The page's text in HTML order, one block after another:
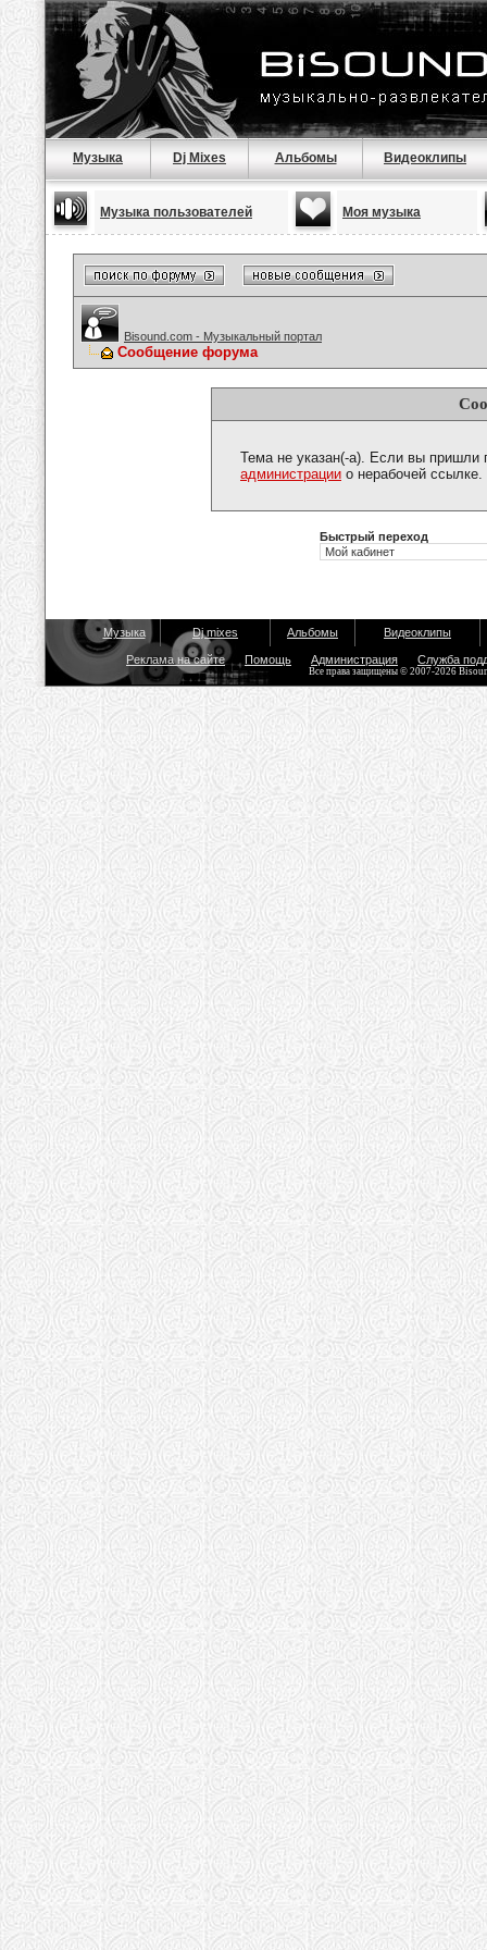
Музыка Dj Mixes Альбомы Видеоклипы
Музыка пользователей Моя музыка
Bisound.com - Музыкальный портал
Сообщение форума
Тема не указан(-а). Если вы пришли
администрации о нерабочей ссылке.
Быстрый переход
Музыка Dj mixes Альбомы Видеоклипы
Реклама на сайте Помощь Администрация Служба
Все права защищены © 2007-2026